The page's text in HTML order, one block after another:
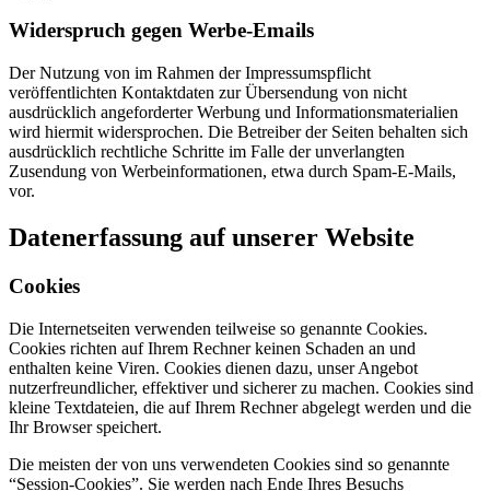
Widerspruch gegen Werbe-Emails
Der Nutzung von im Rahmen der Impressumspflicht
veröffentlichten Kontaktdaten zur Übersendung von nicht
ausdrücklich angeforderter Werbung und Informationsmaterialien
wird hiermit widersprochen. Die Betreiber der Seiten behalten sich
ausdrücklich rechtliche Schritte im Falle der unverlangten
Zusendung von Werbeinformationen, etwa durch Spam-E-Mails,
vor.
Datenerfassung auf unserer Website
Cookies
Die Internetseiten verwenden teilweise so genannte Cookies.
Cookies richten auf Ihrem Rechner keinen Schaden an und
enthalten keine Viren. Cookies dienen dazu, unser Angebot
nutzerfreundlicher, effektiver und sicherer zu machen. Cookies sind
kleine Textdateien, die auf Ihrem Rechner abgelegt werden und die
Ihr Browser speichert.
Die meisten der von uns verwendeten Cookies sind so genannte
“Session-Cookies”. Sie werden nach Ende Ihres Besuchs